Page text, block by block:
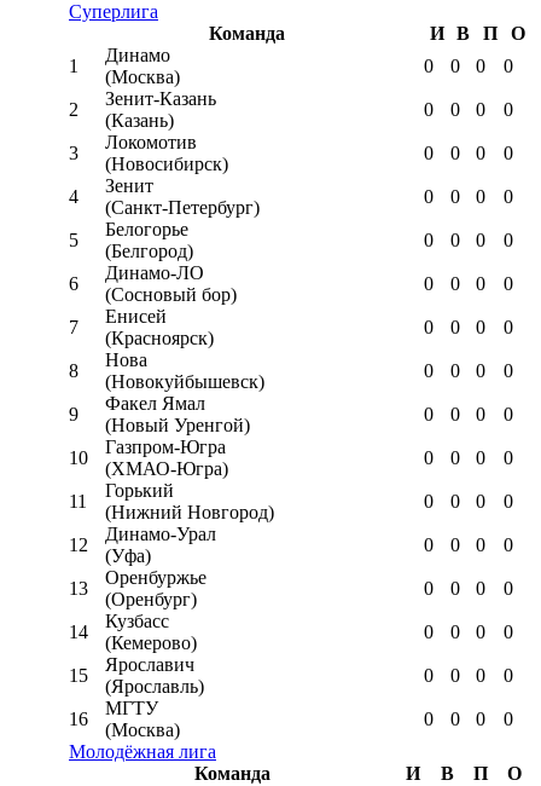
Суперлига
Команда
И В П
О
1
Динамо
(Москва)
0 0 0 0
2
Зенит-Казань
(Казань)
0 0 0 0
3
Локомотив
(Новосибирск)
0 0 0 0
4
Зенит
(Санкт-Петербург)
0 0 0 0
5
Белогорье
(Белгород)
0 0 0 0
6
Динамо-ЛО
(Сосновый бор)
0 0 0 0
7
Енисей
(Красноярск)
0 0 0 0
8
Нова
(Новокуйбышевск)
0 0 0 0
9
Факел Ямал
(Новый Уренгой)
0 0 0 0
10
Газпром-Югра
(ХМАО-Югра)
0 0 0 0
11
Горький
(Нижний Новгород)
0 0 0 0
12
Динамо-Урал
(Уфа)
0 0 0 0
13
Оренбуржье
(Оренбург)
0 0 0 0
14
Кузбасс
(Кемерово)
0 0 0 0
15
Ярославич
(Ярославль)
0 0 0 0
16
МГТУ
(Москва)
0 0 0
0
Молодёжная лига
Команда
И В П
О